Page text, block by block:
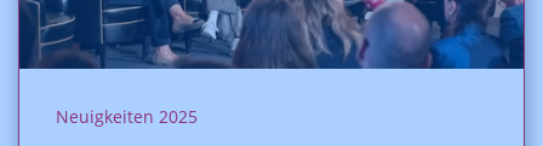
Neuigkeiten 2025